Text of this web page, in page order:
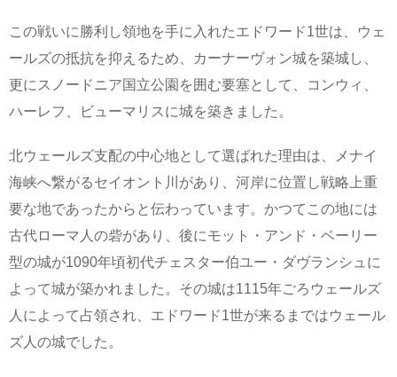
この戦いに勝利し領地を手に入れたエドワード1世は、ウェ
ールズの抵抗を抑えるため、カーナーヴォン城を築城し、
更にスノードニア国立公園を囲む要塞として、コンウィ、
ハーレフ、ビューマリスに城を築きました。
北ウェールズ支配の中心地として選ばれた理由は、メナイ
海峡へ繋がるセイオント川があり、河岸に位置し戦略上重
要な地であったからと伝わっています。かつてこの地には
古代ローマ人の砦があり、後にモット・アンド・ベーリー
型の城が1090年頃初代チェスター伯ユー・ダヴランシュに
よって城が築かれました。その城は1115年ごろウェールズ
人によって占領され、エドワード1世が来るまではウェール
ズ人の城でした。